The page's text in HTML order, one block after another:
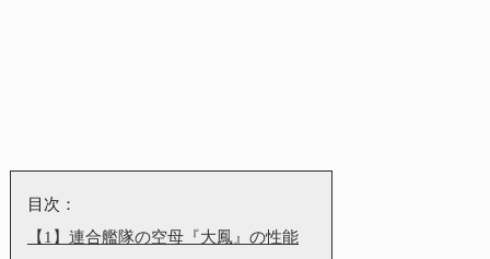
【1】連合艦隊の空母『大鳳』の性能